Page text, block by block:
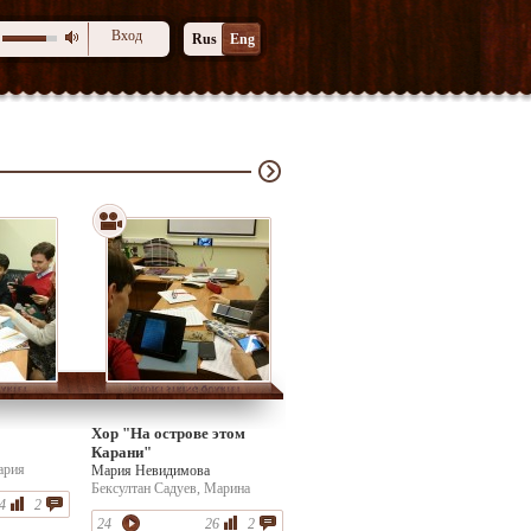
Вход Rus Eng
2
Хор "На острове этом
Карани"
Мария Невидимова
Бексултан Садуев, Марина
Карасева , Алиса Насибулина,
Валерия Лосевичева,
24 2
26